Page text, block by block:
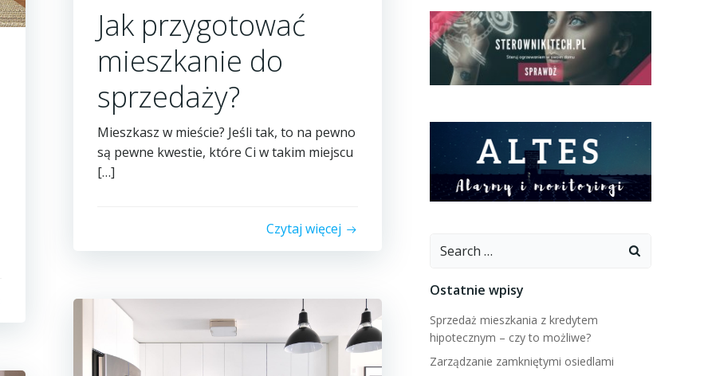
Jak przygotować
mieszkanie do
sprzedaży?
Mieszkasz w mieście? Jeśli tak, to na pewno
są pewne kwestie, które Ci w takim miejscu
[…]
Czytaj więcej
Search
Ostatnie wpisy
Sprzedaż mieszkania z kredytem
hipotecznym – czy to możliwe?
Zarządzanie zamkniętymi osiedlami